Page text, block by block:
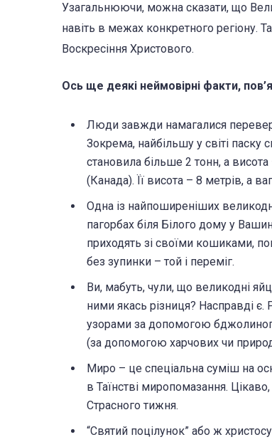
Узагальнюючи, можна сказати, що
навіть в межах конкретного регіону.
Воскресіння Христового.
Ось ще деякі неймовірні факти,
Люди завжди намагалися
Зокрема, найбільшу у світі паску
становила більше 2 тонн, а висота
(Канада). Її висота – 8 метрів, а
Одна із найпоширеніших
пагорбах біля Білого дому у
приходять зі своїми кошиками,
без зупинки – той і переміг.
Ви, мабуть, чули, що великодні
ними якась різниця? Насправді є.
узорами за допомогою
(за допомогою харчових чи
Миро – це спеціальна суміш на
в Таїнстві миропомазання.
Страсного тижня.
“Святий поцілунок” або ж